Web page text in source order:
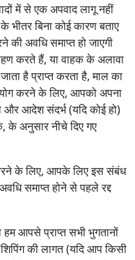
में से एक अपवाद लागू नहीं
भीतर बिना कोई कारण बताए
अवधि समाप्त हो जाएगी
करते हैं, या वाहक के अलावा
है प्राप्त करता है, माल का
करने के लिए, आपको अपना
और आदेश संदर्भ (यदि कोई हो)
अनुसार नीचे दिए गए
के लिए, आपके लिए इस संबंध
समाप्त होने से पहले रद्द
आपसे प्राप्त सभी भुगतानों
की लागत (यदि आप किसी